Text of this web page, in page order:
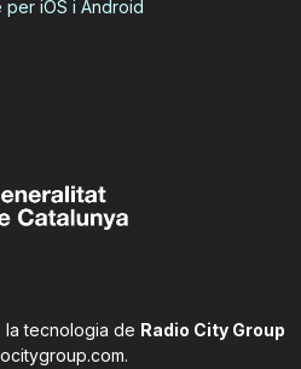
per iOS i Android
la tecnologia de Radio City Group
.